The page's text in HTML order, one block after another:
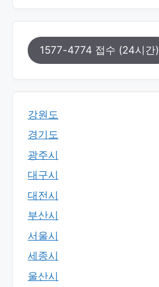
1577-4774 접수 (24시간)
강원도
경기도
광주시
대구시
대전시
부산시
서울시
세종시
울산시